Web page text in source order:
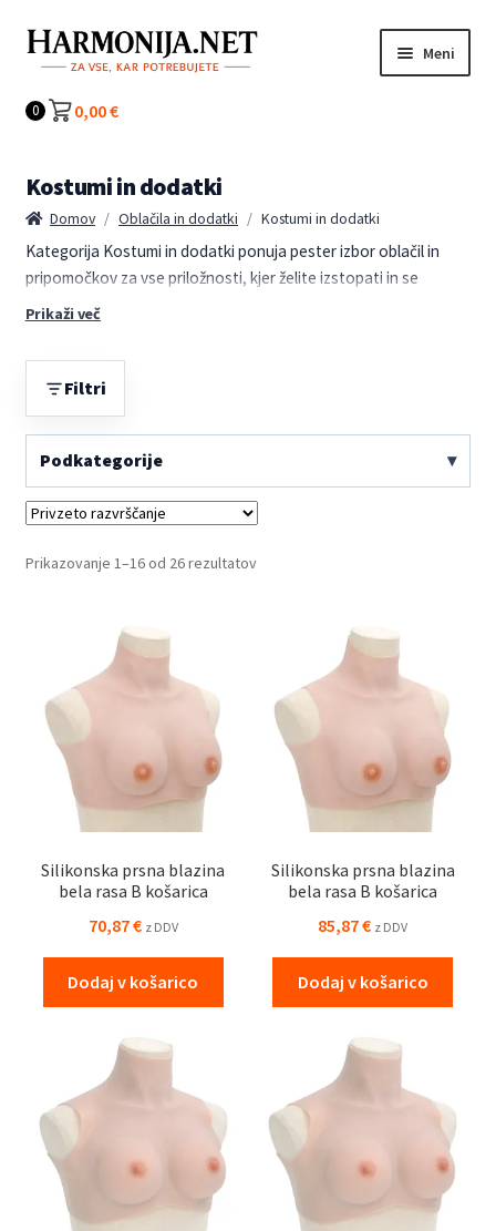
Preskoči
na
navigacijo
Preskoči
na
vsebino
Meni
0 0,00€
Kostumi in dodatki
Domov / Oblačila in dodatki / Kostumi in dodatki
Kategorija Kostumi in dodatki ponuja pester izbor oblačil in
pripomočkov za vse priložnosti, kjer želite izstopati in se
zabavati. Ne glede na to, ali pripravljate kostum za zabavo,
potrebujete za popoln videz. Od klasičnih kostumov do
unikatnih dodatkov, ki dopolnijo vaš stil, je na voljo široka
paleta izdelkov za vsak okus.
V tej kategoriji Kostumi in dodatki so na voljo kakovostni
materiali in dovršeni detajli, ki zagotavljajo udobje in
avtentičnost. Izberite med različnimi temami in slogom, ki bodo
navdih za prikupne, strašljive ali smešne preobleke, ki bodo
Prikaži več
Filtri
Podkategorije
Prikazovanje 1–16 od 26 rezultatov
Silikonska prsna blazina
bela rasa B košarica
70,87€ z DDV
Dodaj v košarico
Silikonska prsna blazina
bela rasa B košarica
85,87€ z DDV
Dodaj v košarico